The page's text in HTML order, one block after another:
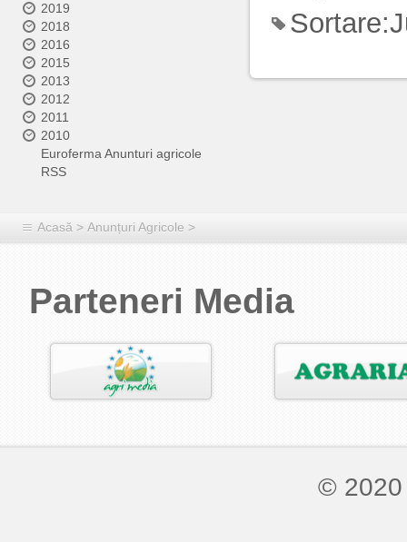
2019
2018
2016
2015
2013
2012
2011
2010
Euroferma Anunturi agricole
RSS
Sortare:
Acasă > Anunțuri Agricole >
Parteneri Media
©